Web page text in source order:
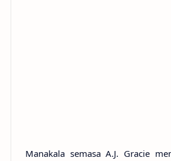
Manakala semasa A.J. Gracie